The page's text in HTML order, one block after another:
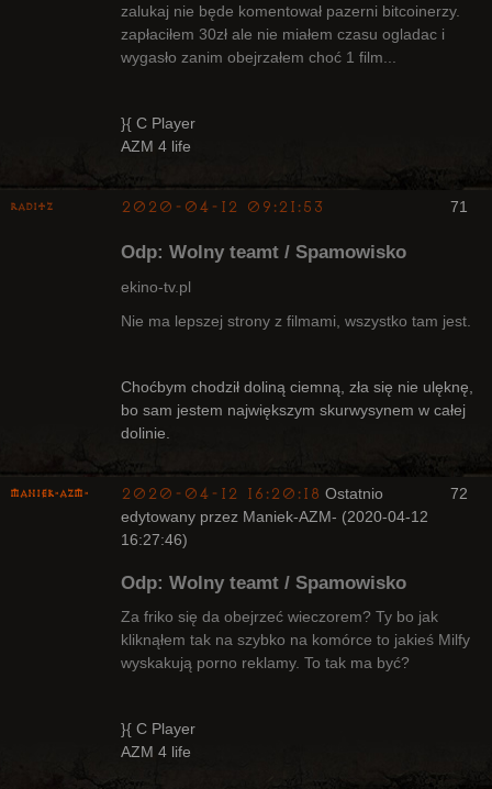
zalukaj nie będe komentował pazerni bitcoinerzy.
zapłaciłem 30zł ale nie miałem czasu ogladac i
wygasło zanim obejrzałem choć 1 film...
}{ C Player
AZM 4 life
71
Raditz 2020-04-12 09:21:53
Odp: Wolny teamt / Spamowisko
ekino-tv.pl
Nie ma lepszej strony z filmami, wszystko tam jest.
Choćbym chodził doliną ciemną, zła się nie ulęknę,
bo sam jestem największym skurwysynem w całej
dolinie.
72
Maniek-AZM- 2020-04-12 16:20:18 Ostatnio
edytowany przez Maniek-AZM- (2020-04-12
16:27:46)
Odp: Wolny teamt / Spamowisko
Za friko się da obejrzeć wieczorem? Ty bo jak
kliknąłem tak na szybko na komórce to jakieś Milfy
wyskakują porno reklamy. To tak ma być?
}{ C Player
AZM 4 life